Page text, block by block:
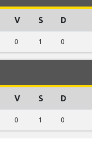
V S D
0 1 0
V S D
0 1 0